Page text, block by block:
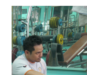
tanya sapa-sapa pun
jugak masa alahai
terasa jugak semakin
kat salah satu tadika
pun tak tau.. pengsan